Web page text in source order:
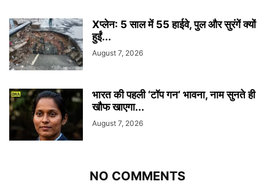
Xप्लेन: 5 साल में 55 हाईवे, पुल और सुरंगें क्यों
हुईं...
August 7, 2026
भारत की पहली ‘टॉप गन’ भावना, नाम सुनते ही
खौफ खाएगा...
August 7, 2026
NO COMMENTS